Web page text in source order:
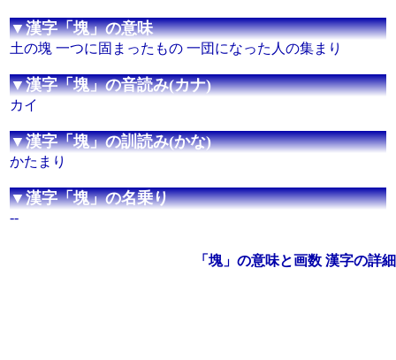
▼漢字「塊」の意味
土の塊 一つに固まったもの 一団になった人の集まり
▼漢字「塊」の音読み(カナ)
カイ
▼漢字「塊」の訓読み(かな)
かたまり
▼漢字「塊」の名乗り
--
「塊」の意味と画数 漢字の詳細